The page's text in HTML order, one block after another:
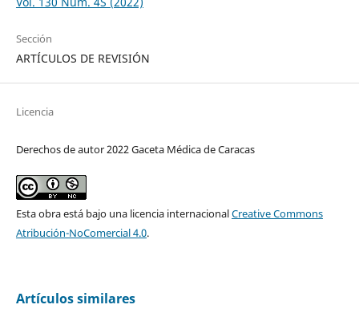
Sección
ARTÍCULOS DE REVISIÓN
Licencia
Derechos de autor 2022 Gaceta Médica de Caracas
Esta obra está bajo una licencia internacionalCreative Commons
Atribución-NoComercial 4.0.
Artículos similares